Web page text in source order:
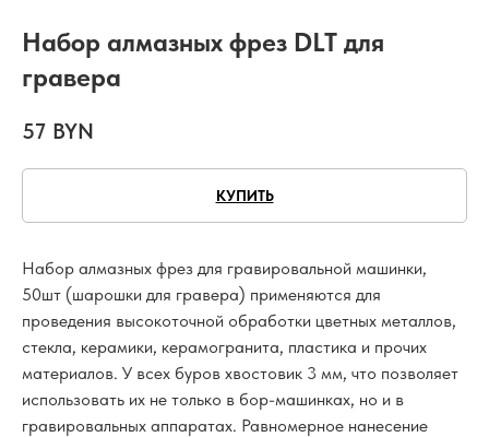
Набор алмазных фрез DLT для
гравера
57 BYN
КУПИТЬ
Набор алмазных фрез для гравировальной машинки,
50шт (шарошки для гравера) применяются для
проведения высокоточной обработки цветных металлов,
стекла, керамики, керамогранита, пластика и прочих
материалов. У всех буров хвостовик 3 мм, что позволяет
использовать их не только в бор-машинках, но и в
гравировальных аппаратах. Равномерное нанесение